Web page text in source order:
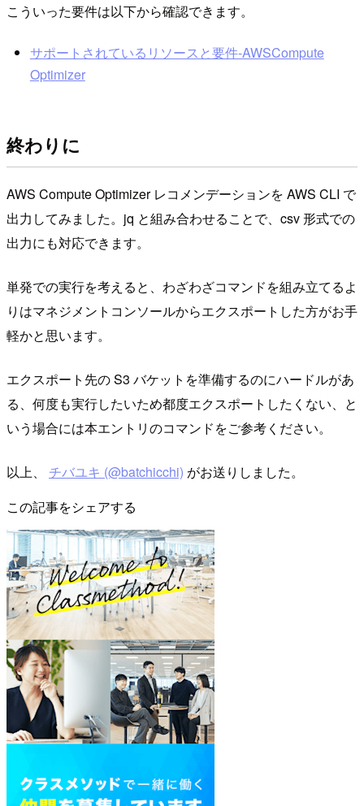
こういった要件は以下から確認できます。
サポートされているリソースと要件-AWSCompute
Optimizer
終わりに
AWS Compute Optimizer レコメンデーションを AWS CLI で
出力してみました。jq と組み合わせることで、csv 形式での
出力にも対応できます。
単発での実行を考えると、わざわざコマンドを組み立てるよ
りはマネジメントコンソールからエクスポートした方がお手
軽かと思います。
エクスポート先の S3 バケットを準備するのにハードルがあ
る、何度も実行したいため都度エクスポートしたくない、と
いう場合には本エントリのコマンドをご参考ください。
以上、 チバユキ (@batchicchi) がお送りしました。
この記事をシェアする